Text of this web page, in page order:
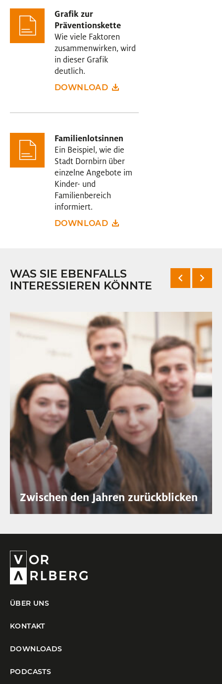
Grafik zur
Präventionskette
Wie viele Faktoren
zusammenwirken, wird
in dieser Grafik
deutlich.
DOWNLOAD
Familienlotsinnen
Ein Beispiel, wie die
Stadt Dornbirn über
einzelne Angebote im
Kinder- und
Familienbereich
informiert.
DOWNLOAD
WAS SIE EBENFALLS
INTERESSIEREN KÖNNTE
Zwischen den Jahren zurückblicken
ÜBER UNS
KONTAKT
DOWNLOADS
PODCASTS